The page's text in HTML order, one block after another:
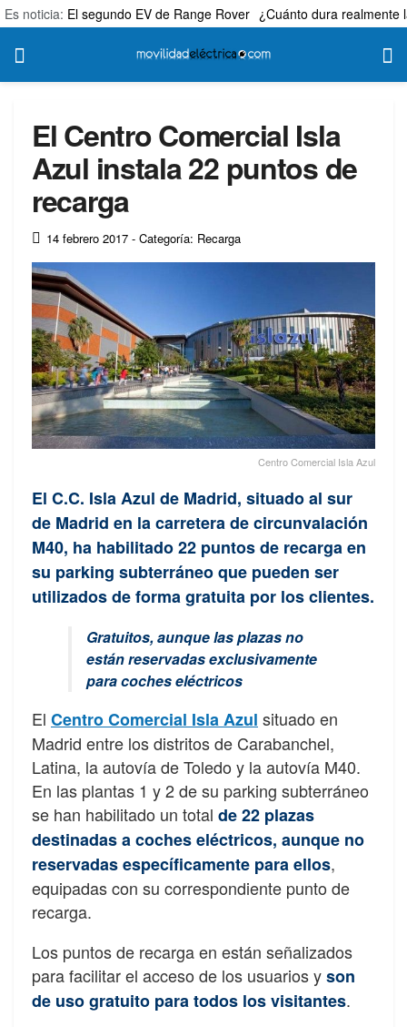
Es noticia: El segundo EV de Range Rover ¿Cuánto dura realmente
El Centro Comercial Isla
Azul instala 22 puntos de
recarga
14 febrero 2017 - Categoría: Recarga
Centro Comercial Isla Azul
El C.C. Isla Azul de Madrid, situado al sur
de Madrid en la carretera de circunvalación
M40, ha habilitado 22 puntos de recarga en
su parking subterráneo que pueden ser
utilizados de forma gratuita por los clientes.
Gratuitos, aunque las plazas no
están reservadas exclusivamente
para coches eléctricos
El Centro Comercial Isla Azul situado en
Madrid entre los distritos de Carabanchel,
Latina, la autovía de Toledo y la autovía M40.
En las plantas 1 y 2 de su parking subterráneo
se han habilitado un total de 22 plazas
destinadas a coches eléctricos, aunque no
reservadas específicamente para ellos,
equipadas con su correspondiente punto de
recarga.
Los puntos de recarga en están señalizados
para facilitar el acceso de los usuarios yson
de uso gratuito para todos los visitantes.